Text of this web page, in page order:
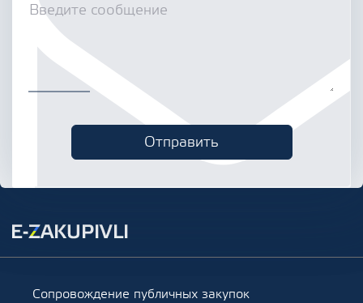
Сопровождение публичных закупок